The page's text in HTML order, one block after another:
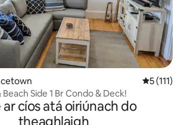
Meánrátáil
5 (111)
Side 1 Br Condo & Deck!
cíos atá oiriúnach do